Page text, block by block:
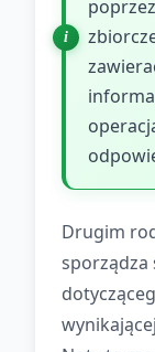
Drugim
sporządza